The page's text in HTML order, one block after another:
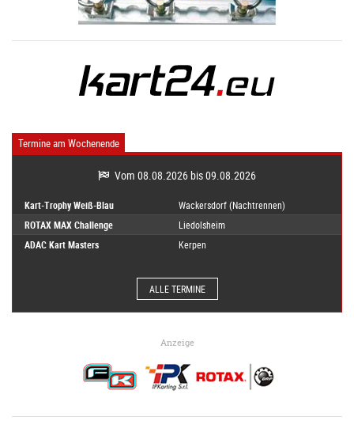
Termine am Wochenende
Vom 08.08.2026 bis 09.08.2026
Kart-Trophy Weiß-Blau
Wackersdorf (Nachtrennen)
ROTAX MAX Challenge
Liedolsheim
ADAC Kart Masters
Kerpen
ALLE TERMINE
Anzeige